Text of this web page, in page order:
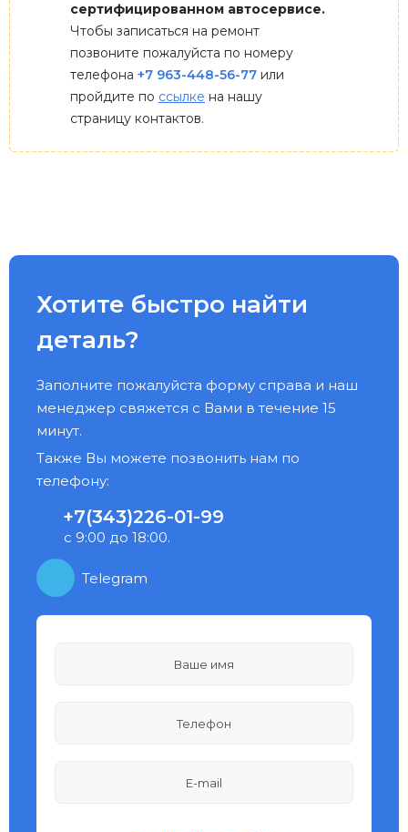
сертифицированном автосервисе.
Чтобы записаться на ремонт
позвоните пожалуйста по номеру
телефона +7 963-448-56-77 или
пройдите по ссылке на нашу
страницу контактов.
Хотите быстро найти
деталь?
Заполните пожалуйста форму справа и наш
менеджер свяжется с Вами в течение 15
минут.
Также Вы можете позвонить нам по
телефону:
+7(343)226-01-99
с 9:00 до 18:00.
Telegram